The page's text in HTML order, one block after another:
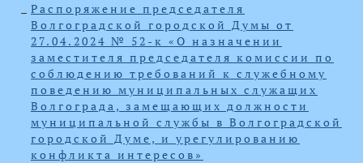
Распоряжение председателя
Волгоградской городской Думы от
27.04.2024 № 52-к «О назначении
заместителя председателя комиссии по
соблюдению требований к служебному
поведению муниципальных служащих
Волгограда, замещающих должности
муниципальной службы в Волгоградской
городской Думе, и урегулированию
конфликта интересов»